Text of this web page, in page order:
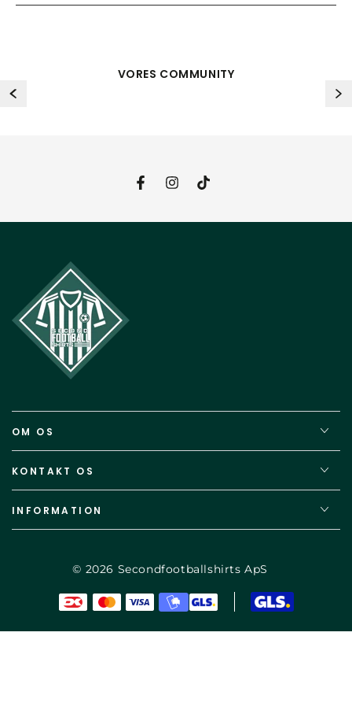
VORES COMMUNITY
FacebookInstagram
TikTok
OM OS
KONTAKT OS
INFORMATION
© 2026 Secondfootballshirts ApS